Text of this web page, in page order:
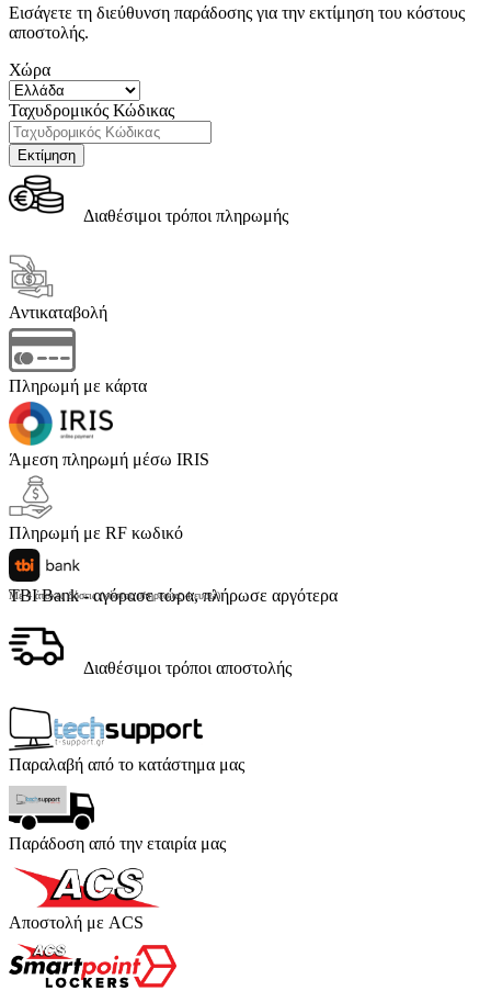
Εισάγετε τη διεύθυνση παράδοσης για την εκτίμηση του κόστους
αποστολής.
Χώρα
Ταχυδρομικός Κώδικας
Διαθέσιμοι τρόποι πληρωμής
Αντικαταβολή
Πληρωμή με κάρτα
Άμεση πληρωμή μέσω IRIS
Πληρωμή με RF κωδικό
TBI Bank - αγόρασε τώρα, πλήρωσε αργότερα
Με 4 άτοκες δόσεις (κόστος υπηρεσίας 4 ευρώ)
Διαθέσιμοι τρόποι αποστολής
Παραλαβή από το κατάστημα μας
Παράδοση από την εταιρία μας
Αποστολή με ACS